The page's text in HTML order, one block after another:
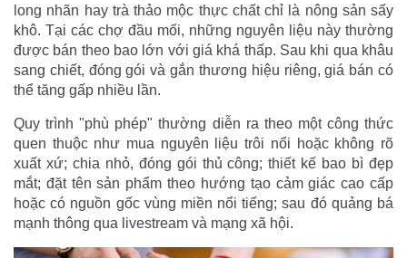
long nhãn hay trà thảo mộc thực chất chỉ là nông sản sấy
khô. Tại các chợ đầu mối, những nguyên liệu này thường
được bán theo bao lớn với giá khá thấp. Sau khi qua khâu
sang chiết, đóng gói và gắn thương hiệu riêng, giá bán có
thể tăng gấp nhiều lần.
Quy trình "phù phép" thường diễn ra theo một công thức
quen thuộc như mua nguyên liệu trôi nổi hoặc không rõ
xuất xứ; chia nhỏ, đóng gói thủ công; thiết kế bao bì đẹp
mắt; đặt tên sản phẩm theo hướng tạo cảm giác cao cấp
hoặc có nguồn gốc vùng miền nổi tiếng; sau đó quảng bá
mạnh thông qua livestream và mạng xã hội.